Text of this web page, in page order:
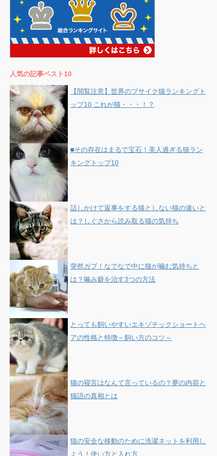
人気の記事ベスト10
【閲覧注意】世界のブサイク猫ランキングト
ップ10 これが猫・・・！？
■その存在はまるで宝石！美人過ぎる猫ラン
キングトップ10
話しかけて返事をする猫としない猫の違いと
は？しぐさから読み取る猫の気持ち
突然ガブ！なでなで中に猫が噛む気持ちと
は？噛み癖を治す3つの方法
とっても飼いやすいエキゾチックショートヘ
アの性格と特徴～飼い方のコツ～
猫の寝言はなんて言っているの？夢の内容と
猫語の真相とは
猫の安全な移動のために洗濯ネットを利用し
よう！使い方と入れ方